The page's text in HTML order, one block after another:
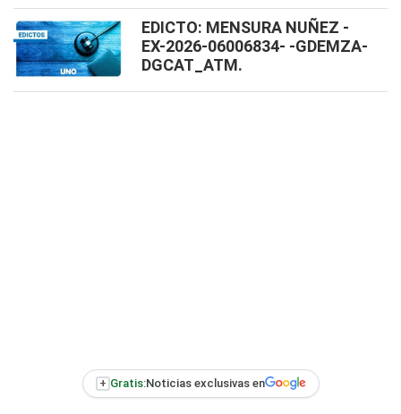
EDICTO: MENSURA NUÑEZ -
EX-2026-06006834- -GDEMZA-
DGCAT_ATM.
+ Gratis:Noticias exclusivas en